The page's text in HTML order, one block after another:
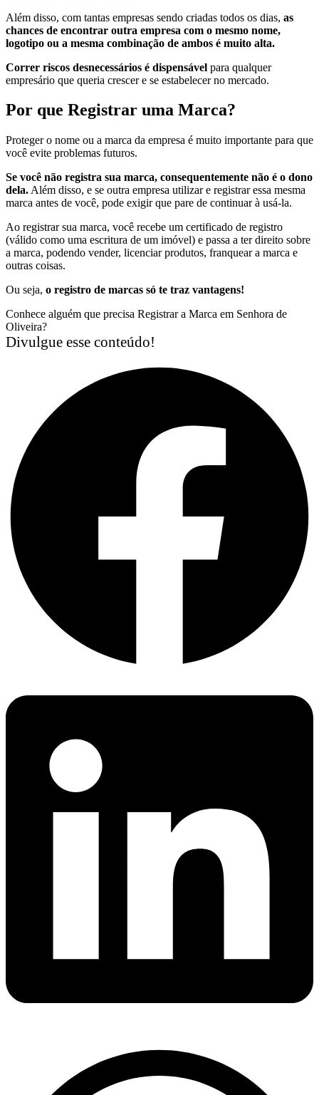
Além disso, com tantas empresas sendo criadas todos os dias, as
chances de encontrar outra empresa com o mesmo nome,
logotipo ou a mesma combinação de ambos é muito alta.
Correr riscos desnecessários é dispensável para qualquer
empresário que queria crescer e se estabelecer no mercado.
Por que Registrar uma Marca?
Proteger o nome ou a marca da empresa é muito importante para que
você evite problemas futuros.
Se você não registra sua marca, consequentemente não é o dono
dela. Além disso, e se outra empresa utilizar e registrar essa mesma
marca antes de você, pode exigir que pare de continuar à usá-la.
Ao registrar sua marca, você recebe um certificado de registro
(válido como uma escritura de um imóvel) e passa a ter direito sobre
a marca, podendo vender, licenciar produtos, franquear a marca e
outras coisas.
Ou seja, o registro de marcas só te traz vantagens!
Conhece alguém que precisa Registrar a Marca em Senhora de
Oliveira?
Divulgue esse conteúdo!